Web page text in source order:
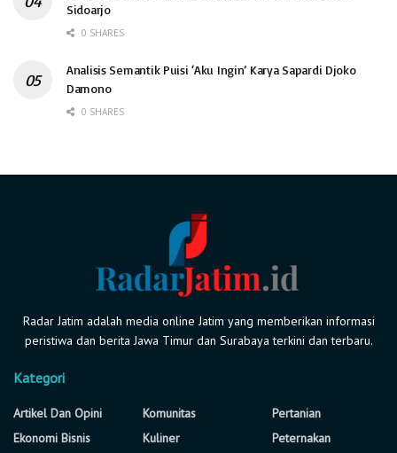
Sidoarjo
0 SHARES
Analisis Semantik Puisi ‘Aku Ingin’ Karya Sapardi Djoko
Damono
0 SHARES
Radar Jatim adalah media online Jatim yang memberikan informasi
peristiwa dan berita Jawa Timur dan Surabaya terkini dan terbaru.
Kategori
Artikel Dan Opini
Ekonomi Bisnis
Komunitas
Kuliner
Pertanian
Peternakan